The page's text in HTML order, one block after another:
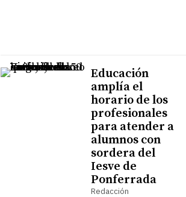
Educación
amplía el
horario de los
profesionales
para atender a
alumnos con
sordera del
Iesve de
Ponferrada
Redacción